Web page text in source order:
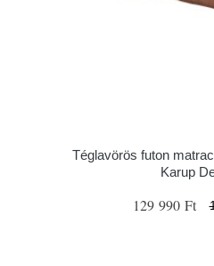
Téglavörös futon
Karup
129 990 Ft